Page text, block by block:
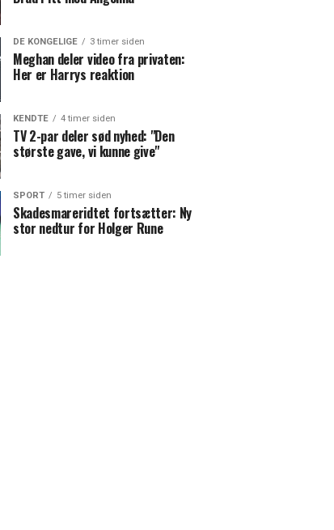
DE KONGELIGE 3 timer siden
Meghan deler video fra privaten:
Her er Harrys reaktion
KENDTE 4 timer siden
TV 2-par deler sød nyhed: "Den
største gave, vi kunne give"
SPORT 5 timer siden
Skadesmareridtet fortsætter: Ny
stor nedtur for Holger Rune